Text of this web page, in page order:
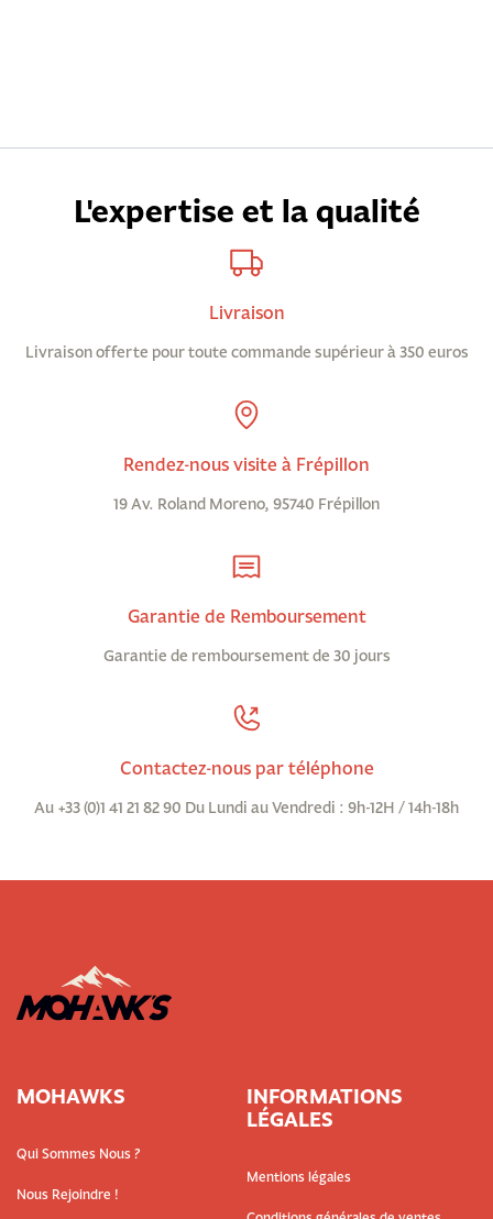
L'expertise et la qualité
Livraison
Livraison offerte pour toute commande supérieur à 350 euros
Rendez-nous visite à Frépillon
19 Av. Roland Moreno, 95740 Frépillon
Garantie de Remboursement
Garantie de remboursement de 30 jours
Contactez-nous par téléphone
Au +33 (0)1 41 21 82 90 Du Lundi au Vendredi : 9h-12H / 14h-18h
MOHAWKS
Qui Sommes Nous ?
Nous Rejoindre !
INFORMATIONS
LÉGALES
Mentions légales